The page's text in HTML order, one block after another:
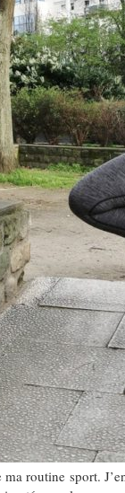
routine sport.